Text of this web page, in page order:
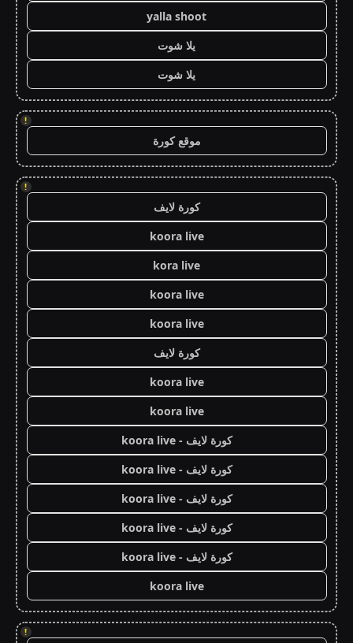
yalla shoot
يلا شوت
يلا شوت
!
موقع كورة
!
كورة لايف
koora live
kora live
koora live
koora live
كورة لايف
koora live
koora live
كورة لايف - koora live
كورة لايف - koora live
كورة لايف - koora live
كورة لايف - koora live
كورة لايف - koora live
koora live
!